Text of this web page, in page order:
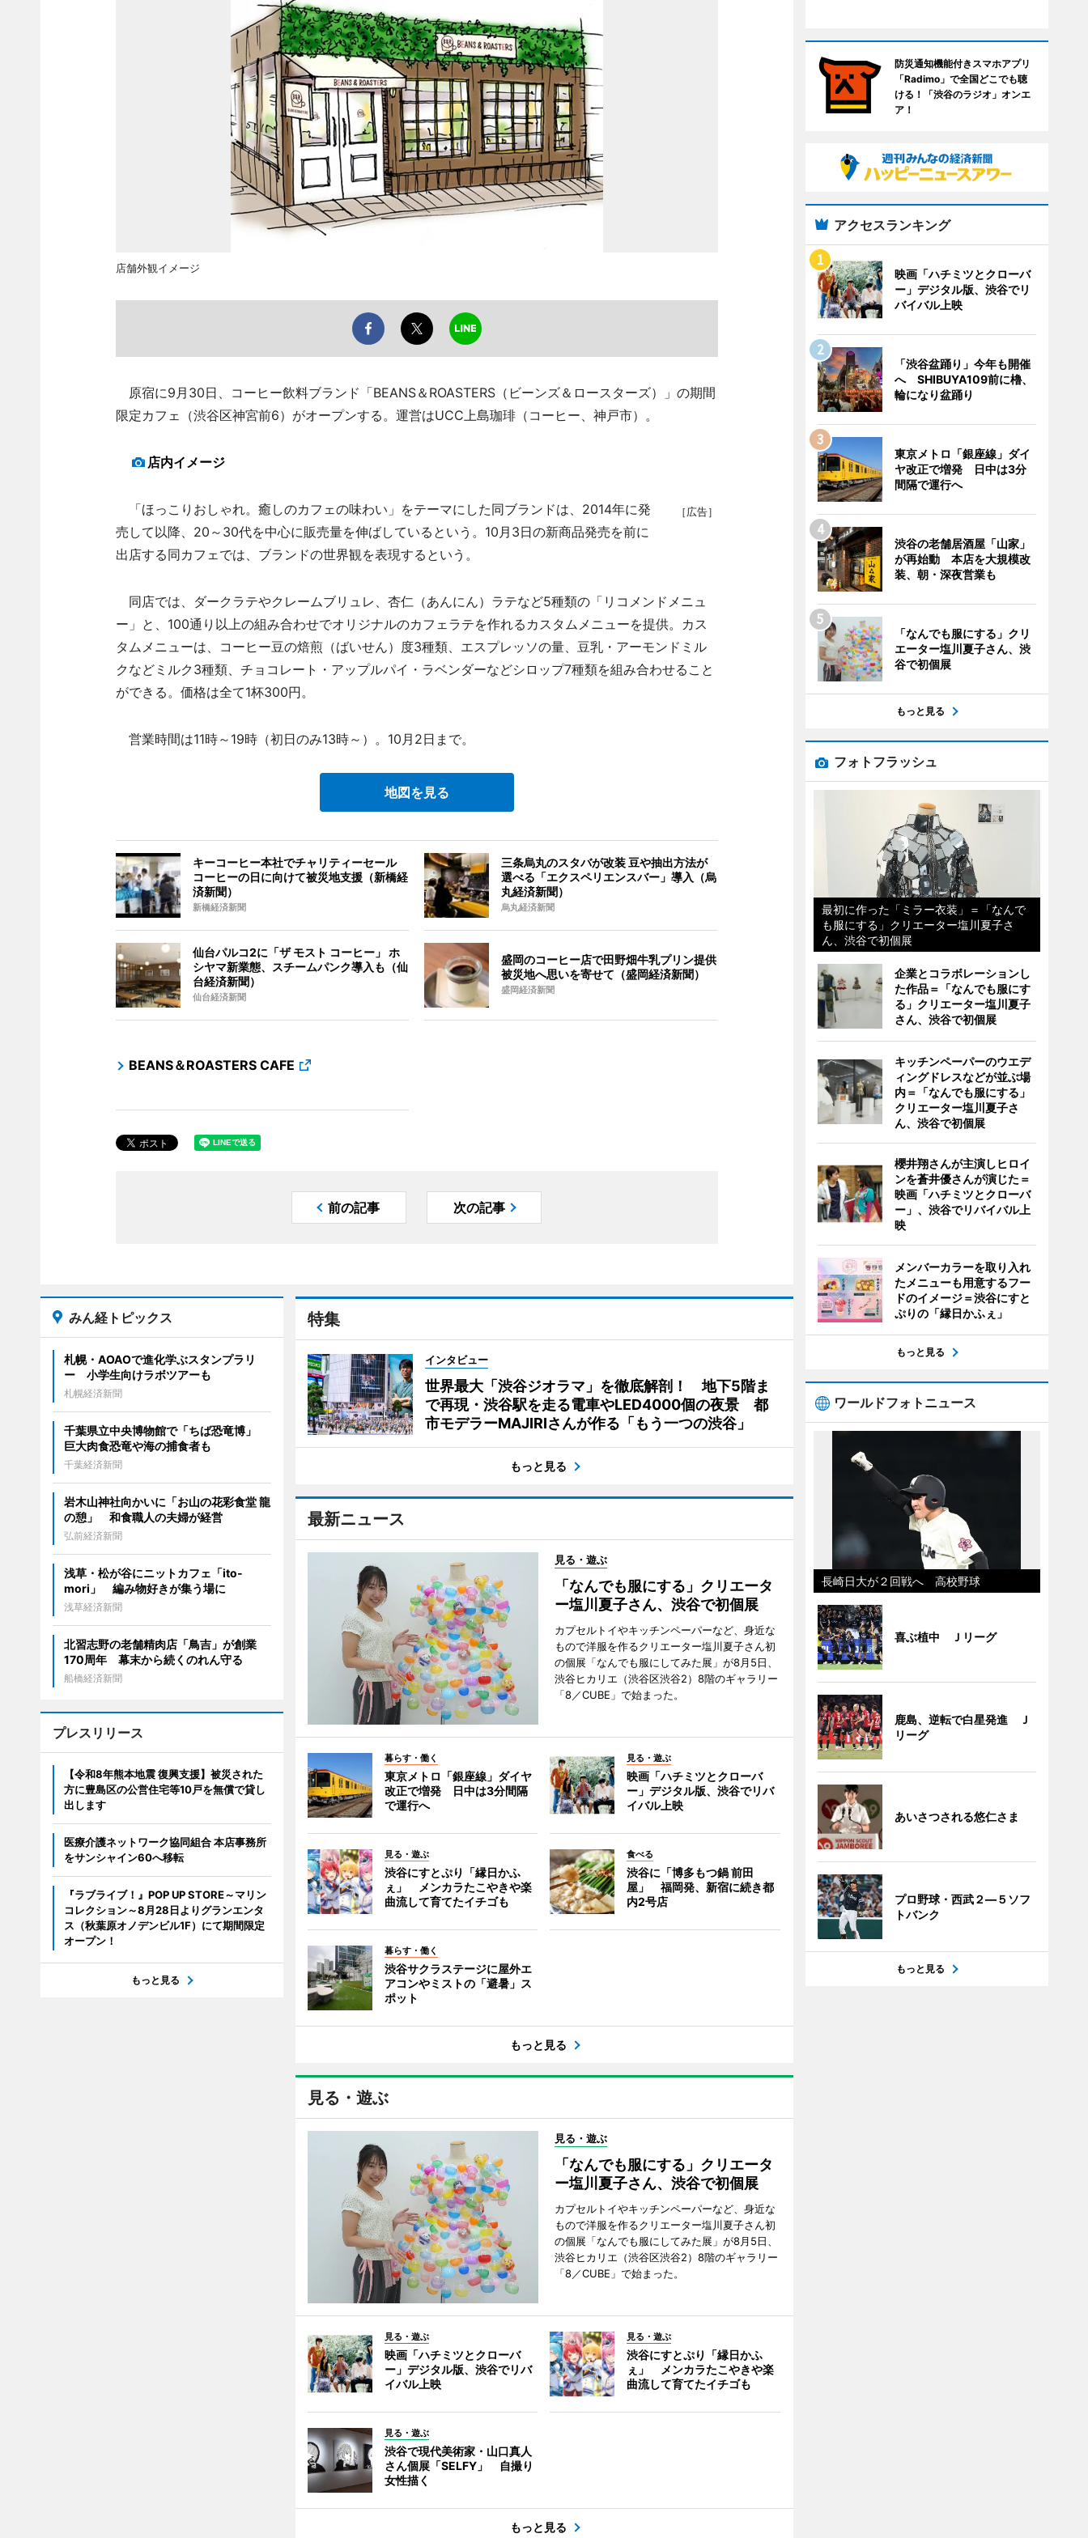
店舗外観イメージ
原宿に9月30日、コーヒー飲料ブランド「BEANS＆ROASTERS（ビーンズ＆ロースターズ）」の期間
限定カフェ（渋谷区神宮前6）がオープンする。運営はUCC上島珈琲（コーヒー、神戸市）。
店内イメージ
［広告］
「ほっこりおしゃれ。癒しのカフェの味わい」をテーマにした同ブランドは、2014年に発
売して以降、20～30代を中心に販売量を伸ばしているという。10月3日の新商品発売を前に
出店する同カフェでは、ブランドの世界観を表現するという。
同店では、ダークラテやクレームブリュレ、杏仁（あんにん）ラテなど5種類の「リコメンドメニュ
ー」と、100通り以上の組み合わせでオリジナルのカフェラテを作れるカスタムメニューを提供。カス
タムメニューは、コーヒー豆の焙煎（ばいせん）度3種類、エスプレッソの量、豆乳・アーモンドミル
クなどミルク3種類、チョコレート・アップルパイ・ラベンダーなどシロップ7種類を組み合わせること
ができる。価格は全て1杯300円。
営業時間は11時～19時（初日のみ13時～）。10月2日まで。
地図を見る
キーコーヒー本社でチャリティーセール
コーヒーの日に向けて被災地支援（新橋経
済新聞）
新橋経済新聞
三条烏丸のスタバが改装 豆や抽出方法が
選べる「エクスペリエンスバー」導入（烏
丸経済新聞）
烏丸経済新聞
仙台パルコ2に「ザ モスト コーヒー」 ホ
シヤマ新業態、スチームパンク導入も（仙
台経済新聞）
仙台経済新聞
盛岡のコーヒー店で田野畑牛乳プリン提供
被災地へ思いを寄せて（盛岡経済新聞）
盛岡経済新聞
BEANS＆ROASTERS CAFE
前の記事 次の記事
特集
インタビュー
世界最大「渋谷ジオラマ」を徹底解剖！ 地下5階ま
で再現・渋谷駅を走る電車やLED4000個の夜景 都
市モデラーMAJIRIさんが作る「もう一つの渋谷」
もっと見る
最新ニュース
見る・遊ぶ
「なんでも服にする」クリエータ
ー塩川夏子さん、渋谷で初個展
カプセルトイやキッチンペーパーなど、身近な
もので洋服を作るクリエーター塩川夏子さん初
の個展「なんでも服にしてみた展」が8月5日、
渋谷ヒカリエ（渋谷区渋谷2）8階のギャラリー
「8／CUBE」で始まった。
暮らす・働く
東京メトロ「銀座線」ダイヤ
改正で増発 日中は3分間隔
で運行へ
見る・遊ぶ
映画「ハチミツとクローバ
ー」デジタル版、渋谷でリバ
イバル上映
見る・遊ぶ
渋谷にすとぷり「縁日かふ
ぇ」 メンカラたこやきや楽
曲流して育てたイチゴも
食べる
渋谷に「博多もつ鍋 前田
屋」 福岡発、新宿に続き都
内2号店
暮らす・働く
渋谷サクラステージに屋外エ
アコンやミストの「避暑」ス
ポット
もっと見る
見る・遊ぶ
見る・遊ぶ
「なんでも服にする」クリエータ
ー塩川夏子さん、渋谷で初個展
カプセルトイやキッチンペーパーなど、身近な
もので洋服を作るクリエーター塩川夏子さん初
の個展「なんでも服にしてみた展」が8月5日、
渋谷ヒカリエ（渋谷区渋谷2）8階のギャラリー
「8／CUBE」で始まった。
見る・遊ぶ
映画「ハチミツとクローバ
ー」デジタル版、渋谷でリバ
イバル上映
見る・遊ぶ
渋谷にすとぷり「縁日かふ
ぇ」 メンカラたこやきや楽
曲流して育てたイチゴも
見る・遊ぶ
渋谷で現代美術家・山口真人
さん個展「SELFY」 自撮り
女性描く
もっと見る
みん経トピックス
札幌・AOAOで進化学ぶスタンプラリ
ー 小学生向けラボツアーも
札幌経済新聞
千葉県立中央博物館で「ちば恐竜博」
巨大肉食恐竜や海の捕食者も
千葉経済新聞
岩木山神社向かいに「お山の花彩食堂 龍
の憩」 和食職人の夫婦が経営
弘前経済新聞
浅草・松が谷にニットカフェ「ito-
mori」 編み物好きが集う場に
浅草経済新聞
北習志野の老舗精肉店「鳥吉」が創業
170周年 幕末から続くのれん守る
船橋経済新聞
プレスリリース
【令和8年熊本地震 復興支援】被災された
方に豊島区の公営住宅等10戸を無償で貸し
出します
医療介護ネットワーク協同組合 本店事務所
をサンシャイン60へ移転
『ラブライブ！』POP UP STORE～マリン
コレクション～8月28日よりグランエンタ
ス（秋葉原オノデンビル1F）にて期間限定
オープン！
もっと見る
防災通知機能付きスマホアプリ
「Radimo」で全国どこでも聴
ける！「渋谷のラジオ」オンエ
ア！
アクセスランキング
映画「ハチミツとクローバ
ー」デジタル版、渋谷でリ
バイバル上映
「渋谷盆踊り」今年も開催
へ SHIBUYA109前に櫓、
輪になり盆踊り
東京メトロ「銀座線」ダイ
ヤ改正で増発 日中は3分
間隔で運行へ
渋谷の老舗居酒屋「山家」
が再始動 本店を大規模改
装、朝・深夜営業も
「なんでも服にする」クリ
エーター塩川夏子さん、渋
谷で初個展
もっと見る
フォトフラッシュ
最初に作った「ミラー衣装」＝「なんで
も服にする」クリエーター塩川夏子さ
ん、渋谷で初個展
企業とコラボレーションし
た作品＝「なんでも服にす
る」クリエーター塩川夏子
さん、渋谷で初個展
キッチンペーパーのウエデ
ィングドレスなどが並ぶ場
内＝「なんでも服にする」
クリエーター塩川夏子さ
ん、渋谷で初個展
櫻井翔さんが主演しヒロイ
ンを蒼井優さんが演じた＝
映画「ハチミツとクローバ
ー」、渋谷でリバイバル上
映
メンバーカラーを取り入れ
たメニューも用意するフー
ドのイメージ＝渋谷にすと
ぷりの「縁日かふぇ」
もっと見る
ワールドフォトニュース
長崎日大が２回戦へ 高校野球
喜ぶ植中 Ｊリーグ
鹿島、逆転で白星発進 Ｊ
リーグ
あいさつされる悠仁さま
プロ野球・西武２―５ソフ
トバンク
もっと見る